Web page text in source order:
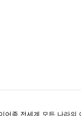
어족 전세계 모든 나라의